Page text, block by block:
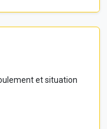
et situation